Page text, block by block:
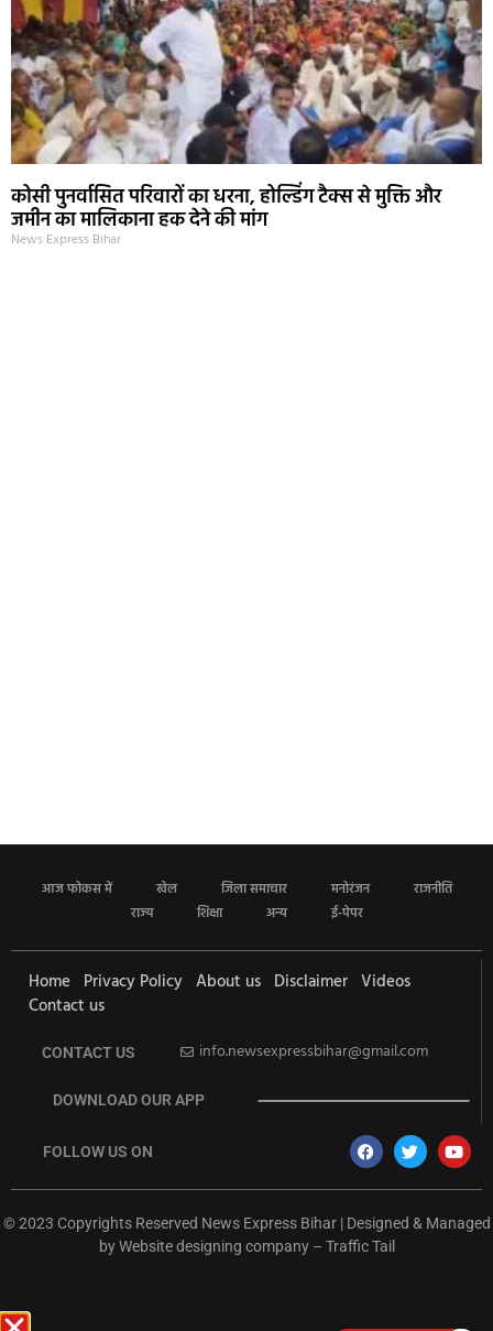
कोसी पुनर्वासित परिवारों का धरना, होल्डिंग टैक्स से मुक्ति और
जमीन का मालिकाना हक देने की मांग
News Express Bihar
आज फोकस में खेल जिला समाचार मनोरंजन
राजनीति
राज्य
शिक्षा अन्य ई-पेपर
Home Privacy Policy About us Disclaimer Videos
Contact us
CONTACT US info.newsexpressbihar@gmail.com
DOWNLOAD OUR APP
FOLLOW US ON
© 2023 Copyrights Reserved News Express Bihar | Designed & Managed
byWebsite designing company– Traffic Tail